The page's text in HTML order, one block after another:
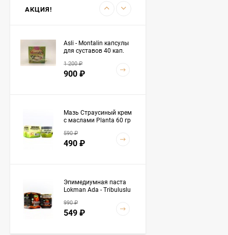
АКЦИЯ!
Asli - Montalin капсулы
для суставов 40 кап.
1 200₽
900 ₽
Мазь Страусиный крем
с маслами Planta 60 гр
590₽
490 ₽
Эпимедиумная паста
Lokman Ada - Tribuluslu
990₽
549 ₽